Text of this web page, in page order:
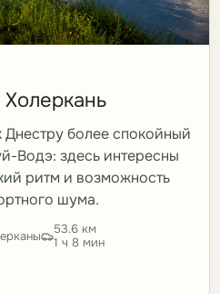
Днестру более спокойный
Водэ: здесь интересны
ритм и возможность
шума.
53.6 км
1 ч 8 мин